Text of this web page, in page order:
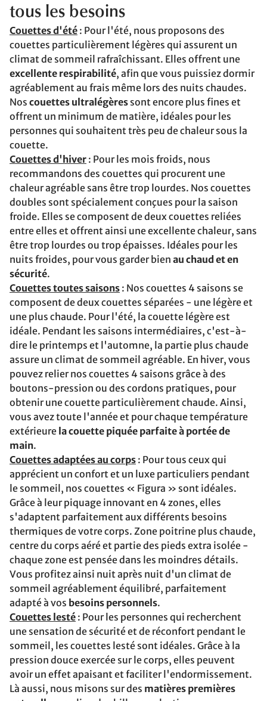
tous les besoins
Couettes d'été : Pour l'été, nous proposons des
couettes particulièrement légères qui assurent un
climat de sommeil rafraîchissant. Elles offrent une
excellente respirabilité, afin que vous puissiez dormir
agréablement au frais même lors des nuits chaudes.
Nos couettes ultralégères sont encore plus fines et
offrent un minimum de matière, idéales pour les
personnes qui souhaitent très peu de chaleur sous la
couette.
Couettes d'hiver : Pour les mois froids, nous
recommandons des couettes qui procurent une
chaleur agréable sans être trop lourdes. Nos couettes
doubles sont spécialement conçues pour la saison
froide. Elles se composent de deux couettes reliées
entre elles et offrent ainsi une excellente chaleur, sans
être trop lourdes ou trop épaisses. Idéales pour les
nuits froides, pour vous garder bien au chaud et en
sécurité.
Couettes toutes saisons : Nos couettes 4 saisons se
composent de deux couettes séparées - une légère et
une plus chaude. Pour l'été, la couette légère est
idéale. Pendant les saisons intermédiaires, c'est-à-
dire le printemps et l'automne, la partie plus chaude
assure un climat de sommeil agréable. En hiver, vous
pouvez relier nos couettes 4 saisons grâce à des
boutons-pression ou des cordons pratiques, pour
obtenir une couette particulièrement chaude. Ainsi,
vous avez toute l'année et pour chaque température
extérieure la couette piquée parfaite à portée de
main.
Couettes adaptées au corps : Pour tous ceux qui
apprécient un confort et un luxe particuliers pendant
le sommeil, nos couettes « Figura » sont idéales.
Grâce à leur piquage innovant en 4 zones, elles
s'adaptent parfaitement aux différents besoins
thermiques de votre corps. Zone poitrine plus chaude,
centre du corps aéré et partie des pieds extra isolée -
chaque zone est pensée dans les moindres détails.
Vous profitez ainsi nuit après nuit d'un climat de
sommeil agréablement équilibré, parfaitement
adapté à vos besoins personnels.
Couettes lesté : Pour les personnes qui recherchent
une sensation de sécurité et de réconfort pendant le
sommeil, les couettes lesté sont idéales. Grâce à la
pression douce exercée sur le corps, elles peuvent
avoir un effet apaisant et faciliter l'endormissement.
Là aussi, nous misons sur des matières premières